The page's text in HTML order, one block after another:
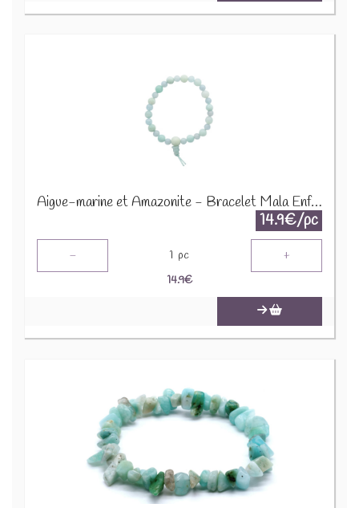
Aigue-marine et Amazonite - Bracelet Mala Enfant 68994
14.9€/pc
- 1 pc +
14.9€